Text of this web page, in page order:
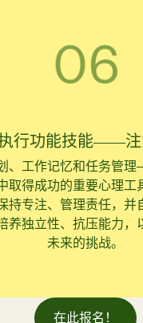
行功能技能——注
、工作记忆和任务管
取得成功的重要心理工
持专注、管理责任，并
养独立性、抗压能力，
未来的挑战。
在此报名！